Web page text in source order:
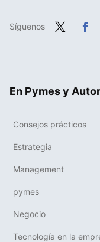
Síguenos
En Pymes y
Consejos prácticos
Estrategia
Management
pymes
Negocio
Tecnología en la